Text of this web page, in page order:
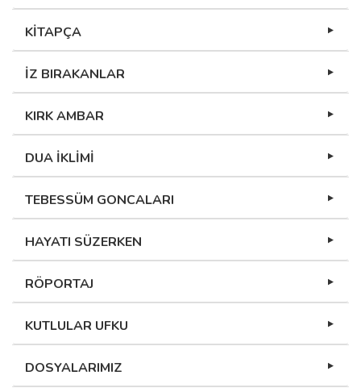
KİTAPÇA
İZ BIRAKANLAR
KIRK AMBAR
DUA İKLİMİ
TEBESSÜM GONCALARI
HAYATI SÜZERKEN
RÖPORTAJ
KUTLULAR UFKU
DOSYALARIMIZ